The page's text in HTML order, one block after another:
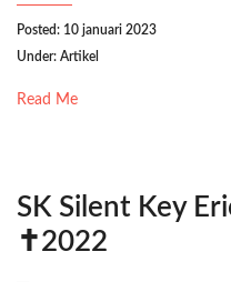
Posted: 10 januari 2023
Under: Artikel
Read Me
SK Silent Key
✝︎2022